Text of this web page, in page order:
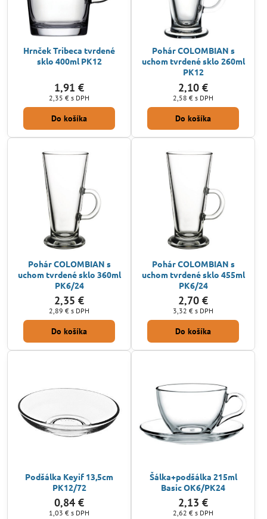
Hrnček Tribeca tvrdené
sklo 400ml PK12
1,91 €
2,35 € s DPH
Do košíka
Pohár COLOMBIAN s
uchom tvrdené sklo 260ml
PK12
2,10 €
2,58 € s DPH
Do košíka
Pohár COLOMBIAN s
uchom tvrdené sklo 360ml
PK6/24
2,35 €
2,89 € s DPH
Do košíka
Pohár COLOMBIAN s
uchom tvrdené sklo 455ml
PK6/24
2,70 €
3,32 € s DPH
Do košíka
Podšálka Keyif 13,5cm
PK12/72
0,84 €
1,03 € s DPH
Šálka+podšálka 215ml
Basic OK6/PK24
2,13 €
2,62 € s DPH